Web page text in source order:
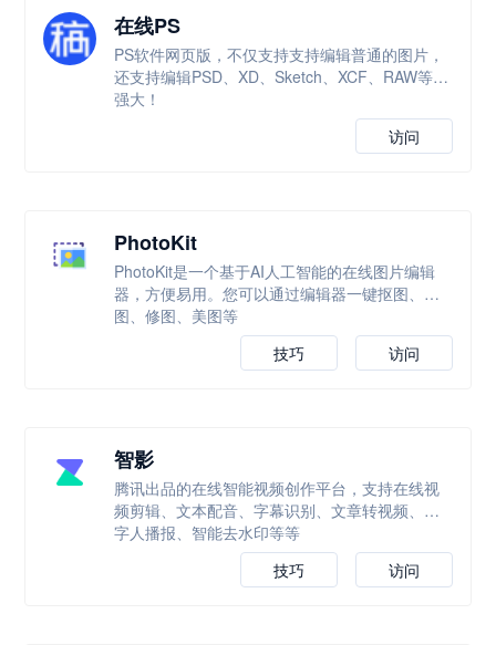
在线PS
PS软件网页版，不仅支持支持编辑普通的图片，
还支持编辑PSD、XD、Sketch、XCF、RAW等，
强大！
访问
PhotoKit
PhotoKit是一个基于AI人工智能的在线图片编辑
器，方便易用。您可以通过编辑器一键抠图、改
图、修图、美图等
访问
技巧
智影
腾讯出品的在线智能视频创作平台，支持在线视
频剪辑、文本配音、字幕识别、文章转视频、数
字人播报、智能去水印等等
访问
技巧